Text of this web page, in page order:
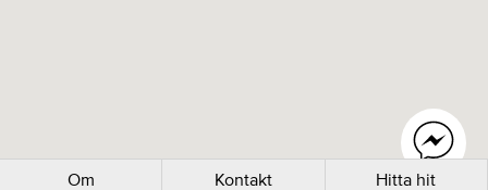
Om Kontakt Hitta hit